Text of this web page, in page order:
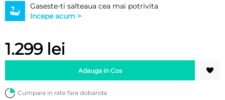
Gaseste-ti salteaua cea mai potrivita
Incepe acum >
1.299 lei
Adauga in Cos
Cumpara in rate fara dobanda